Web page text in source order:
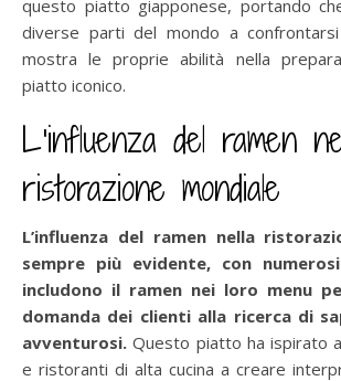
questo piatto giapponese, portando
diverse parti del mondo a
mostra le proprie abilità nella
piatto iconico.
L’influenza del ramen
ristorazione mondiale
L’influenza del ramen nella
sempre più evidente, con
includono il ramen nei loro menu
domanda dei clienti alla ricerca di
avventurosi. Questo piatto ha ispirato
e ristoranti di alta cucina a creare